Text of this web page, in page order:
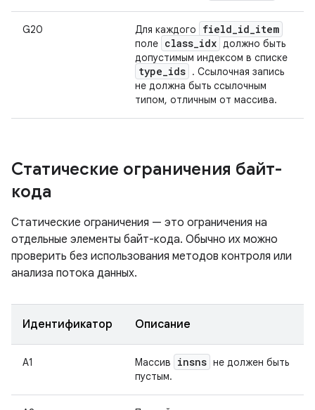
G20 Для каждого field_id_item
поле class_idx должно быть
допустимым индексом в списке
type_ids . Ссылочная запись
не должна быть ссылочным
типом, отличным от массива.
Статические ограничения байт-
кода
Статические ограничения — это ограничения на
отдельные элементы байт-кода. Обычно их можно
проверить без использования методов контроля или
анализа потока данных.
Идентификатор Описание
А1 Массив insns не должен быть
пустым.